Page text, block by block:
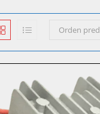
Orden